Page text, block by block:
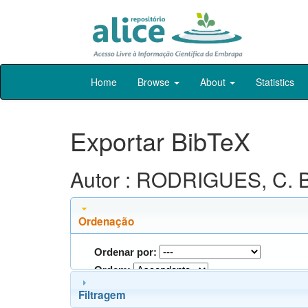
Skip
Home Browse About Statistics
Exportar BibTeX
Autor : RODRIGUES, C.
Ordenação
Ordenar por:
Ordem:
Filtragem